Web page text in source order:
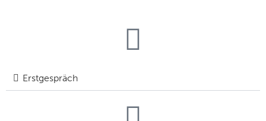
Erstgespräch